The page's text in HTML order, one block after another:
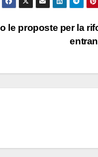
le proposte per la